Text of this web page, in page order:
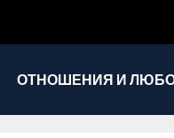
ОТНОШЕНИЯ И